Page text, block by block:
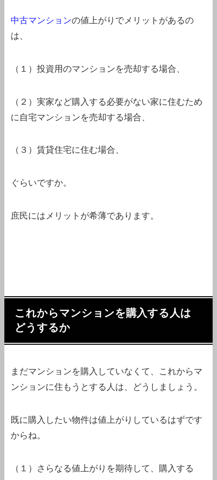
中古マンションの値上がりでメリットがあるの
は、
（１）投資用のマンションを売却する場合、
（２）実家など購入する必要がない家に住むため
に自宅マンションを売却する場合、
（３）賃貸住宅に住む場合、
ぐらいですか。
庶民にはメリットが希薄であります。
これからマンションを購入する人は
どうするか
まだマンションを購入していなくて、これからマ
ンションに住もうとする人は、どうしましょう。
既に購入したい物件は値上がりしているはずです
からね。
（１）さらなる値上がりを期待して、購入する